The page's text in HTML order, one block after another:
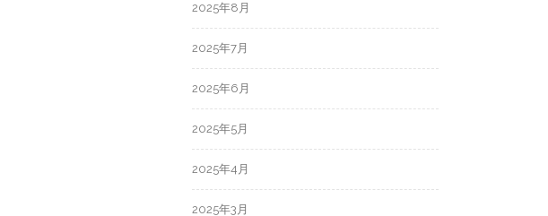
2025年8月
2025年7月
2025年6月
2025年5月
2025年4月
2025年3月